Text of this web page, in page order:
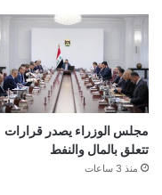
مجلس الوزراء يصدر قرارات
تتعلق بالمال والنفط
منذ 3 ساعات